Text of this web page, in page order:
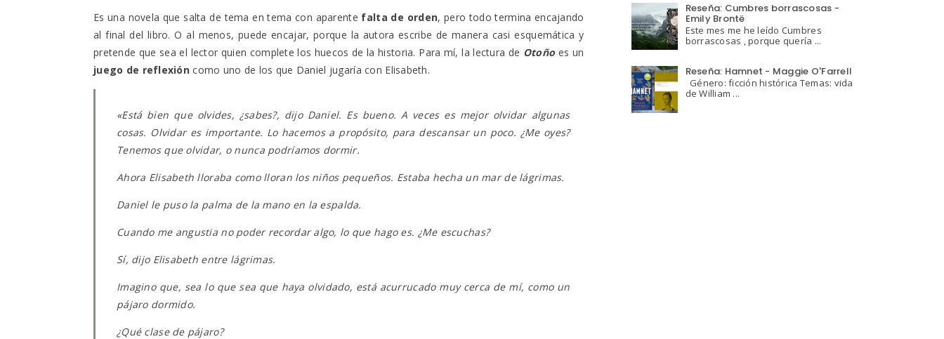
Es una novela que salta de tema en tema con aparente falta de orden, pero todo termina encajando
al final del libro. O al menos, puede encajar, porque la autora escribe de manera casi esquemática y
pretende que sea el lector quien complete los huecos de la historia. Para mí, la lectura de Otoño es un
juego de reflexióncomo uno de los que Daniel jugaría con Elisabeth.
«Está bien que olvides, ¿sabes?, dijo Daniel. Es bueno. A veces es mejor olvidar algunas
cosas. Olvidar es importante. Lo hacemos a propósito, para descansar un poco. ¿Me oyes?
Tenemos que olvidar, o nunca podríamos dormir.
Ahora Elisabeth lloraba como lloran los niños pequeños. Estaba hecha un mar de lágrimas.
Daniel le puso la palma de la mano en la espalda.
Cuando me angustia no poder recordar algo, lo que hago es. ¿Me escuchas?
Sí, dijo Elisabeth entre lágrimas.
Imagino que, sea lo que sea que haya olvidado, está acurrucado muy cerca de mí, como un
pájaro dormido.
¿Qué clase de pájaro?
Reseña: Cumbres borrascosas -
Emily Brontë
Este mes me he leído Cumbres
borrascosas , porque quería ...
Reseña: Hamnet - Maggie O'Farrell
Género: ficción histórica Temas: vida
de William ...